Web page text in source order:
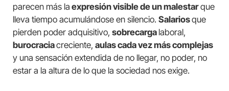
parecen más la expresión visible de un malestarque
lleva tiempo acumulándose en silencio. Salariosque
pierden poder adquisitivo, sobrecarga laboral,
burocraciacreciente, aulas cada vez más complejas
y una sensación extendida de no llegar, no poder, no
estar a la altura de lo que la sociedad nos exige.